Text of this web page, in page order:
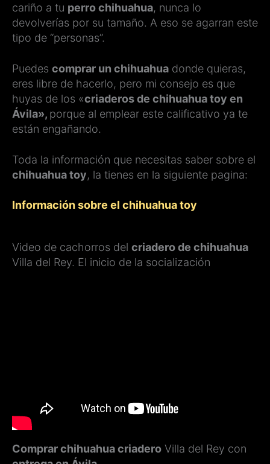
cariño a tu perro chihuahua, nunca lo
devolverías por su tamaño. A eso se agarran este
tipo de “personas”.
Puedes comprar un chihuahua donde quieras,
eres libre de hacerlo, pero mi consejo es que
huyas de los «criaderos de chihuahua toy en
Ávila», porque al emplear este calificativo ya te
están engañando.
Toda la información que necesitas saber sobre el
chihuahua toy, la tienes en la siguiente pagina:
Información sobre el chihuahua toy
Video de cachorros del criadero de chihuahua
Villa del Rey. El inicio de la socialización
Comprar chihuahua criadero Villa del Rey con